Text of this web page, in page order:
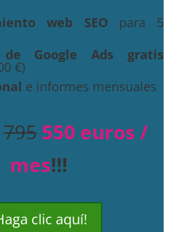
web SEO para 5
Google Ads gratis
€)
e informes mensuales
795 550 euros /
mes!!!
clic aquí!